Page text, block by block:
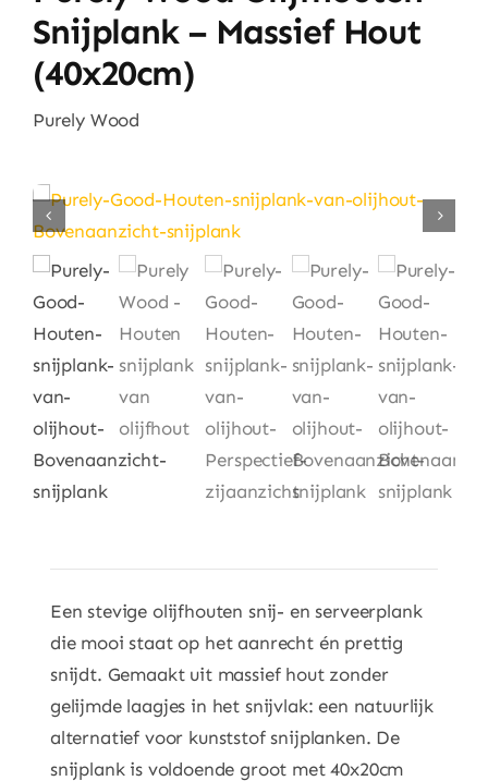
Huishouden
Eten & Drinken
Over
Snijplank – Massief Hout
(40x20cm)
Purely Wood
Een stevige olijfhouten snij- en serveerplank
die mooi staat op het aanrecht én prettig
snijdt. Gemaakt uit massief hout zonder
gelijmde laagjes in het snijvlak: een natuurlijk
alternatief voor kunststof snijplanken. De
snijplank is voldoende groot met 40x20cm